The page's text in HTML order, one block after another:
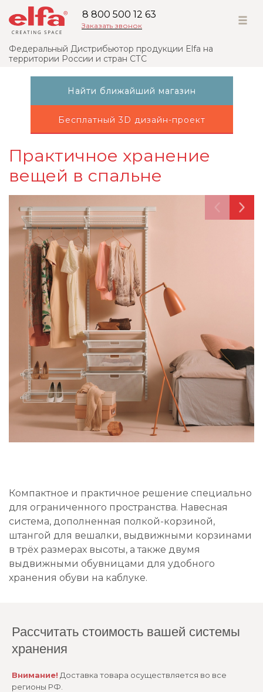
8 800 500 12 63
Заказать звонок
Федеральный Дистрибьютор продукции Elfa на
территории России и стран СТС
Найти ближайший магазин
Бесплатный 3D дизайн-проект
Практичное хранение
вещей в спальне
Компактное и практичное решение специально
для ограниченного пространства. Навесная
система, дополненная полкой-корзиной,
штангой для вешалки, выдвижными корзинами
в трёх размерах высоты, а также двумя
выдвижными обувницами для удобного
хранения обуви на каблуке.
Рассчитать стоимость вашей системы
хранения
Внимание! Доставка товара осуществляется во все
регионы РФ.